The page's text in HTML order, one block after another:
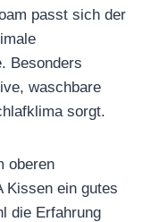
passt sich der
Besonders
waschbare
sorgt.
oberen
Kissen ein gutes
die Erfahrung